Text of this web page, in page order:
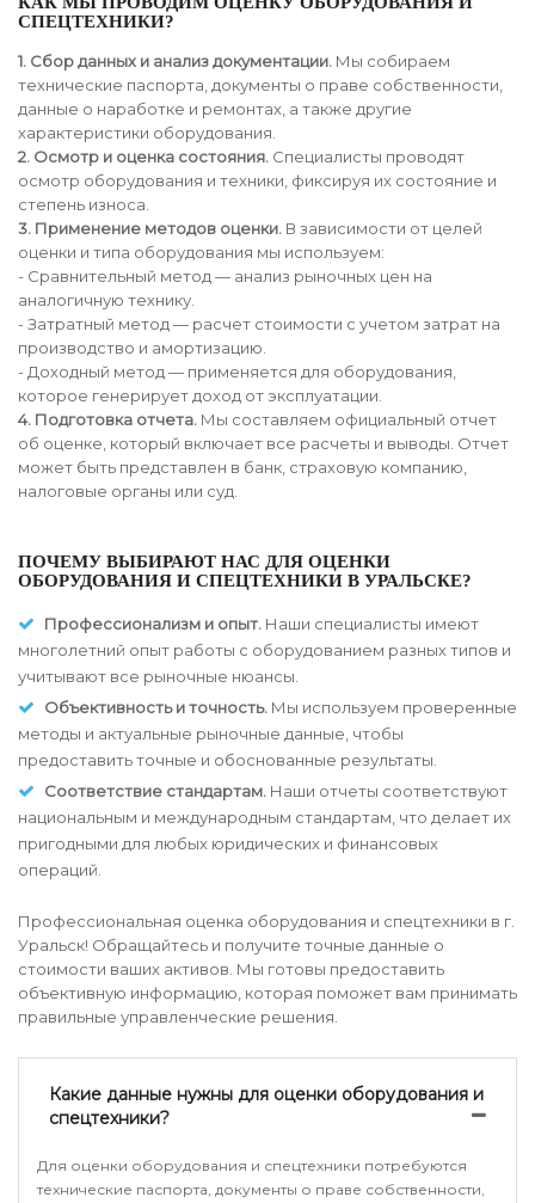
СПЕЦТЕХНИКИ?
1. Сбор данных и анализ документации. Мы собираем
технические паспорта, документы о праве собственности,
данные о наработке и ремонтах, а также другие
характеристики оборудования.
2. Осмотр и оценка состояния. Специалисты проводят
осмотр оборудования и техники, фиксируя их состояние и
степень износа.
3. Применение методов оценки. В зависимости от целей
оценки и типа оборудования мы используем:
- Сравнительный метод — анализ рыночных цен на
аналогичную технику.
- Затратный метод — расчет стоимости с учетом затрат на
производство и амортизацию.
- Доходный метод — применяется для оборудования,
которое генерирует доход от эксплуатации.
4. Подготовка отчета. Мы составляем официальный отчет
об оценке, который включает все расчеты и выводы. Отчет
может быть представлен в банк, страховую компанию,
налоговые органы или суд.
ПОЧЕМУ ВЫБИРАЮТ НАС ДЛЯ ОЦЕНКИ
ОБОРУДОВАНИЯ И СПЕЦТЕХНИКИ В УРАЛЬСКЕ?
Профессионализм и опыт. Наши специалисты имеют
многолетний опыт работы с оборудованием разных типов и
учитывают все рыночные нюансы.
Объективность и точность. Мы используем проверенные
методы и актуальные рыночные данные, чтобы
предоставить точные и обоснованные результаты.
Соответствие стандартам. Наши отчеты соответствуют
национальным и международным стандартам, что делает их
пригодными для любых юридических и финансовых
операций.
Профессиональная оценка оборудования и спецтехники в г.
Уральск! Обращайтесь и получите точные данные о
стоимости ваших активов. Мы готовы предоставить
объективную информацию, которая поможет вам принимать
правильные управленческие решения.
Какие данные нужны для оценки оборудования и
спецтехники?
Для оценки оборудования и спецтехники потребуются
технические паспорта, документы о праве собственности,